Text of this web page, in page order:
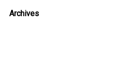
Archives